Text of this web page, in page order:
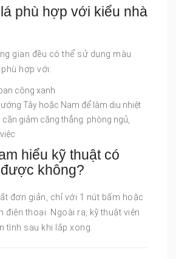
phù hợp với kiểu nhà
gian đều có thể sử dụng màu
hợp với:
công xanh
Tây hoặc Nam để làm dịu nhiệt
cần giảm căng thẳng: phòng ngủ,
hiểu kỹ thuật có
không?
đơn giản, chỉ với 1 nút bấm hoặc
điện thoại. Ngoài ra, kỹ thuật viên
tình sau khi lắp xong.